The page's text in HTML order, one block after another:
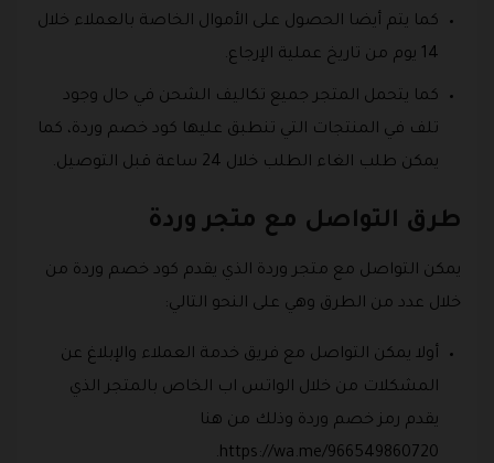
كما يتم أيضا الحصول على الأموال الخاصة بالعملاء خلال
14 يوم من تاريخ عملية الإرجاع.
كما يتحمل المتجر جميع تكاليف الشحن في حال وجود
تلف في المنتجات التي تنطبق عليها كود خصم وردة، كما
يمكن طلب الغاء الطلب خلال 24 ساعة قبل التوصيل.
طرق التواصل مع متجر وردة
يمكن التواصل مع متجر وردة الذي يقدم كود خصم وردة من
خلال عدد من الطرق وهي على النحو التالي:
أولا يمكن التواصل مع فريق خدمة العملاء والإبلاغ عن
المشكلات من خلال الواتس اب الخاص بالمتجر الذي
يقدم رمز خصم وردة وذلك من هنا
https://wa.me/966549860720.